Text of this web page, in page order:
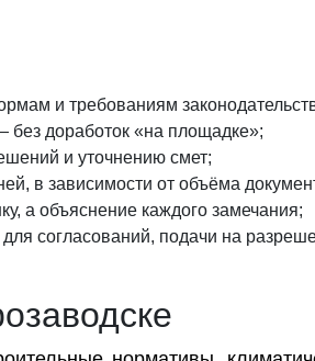
и требованиям
без доработок «на площадке»;
и уточнению смет;
в зависимости от объёма
а объяснение каждого замечания;
согласований, подачи на